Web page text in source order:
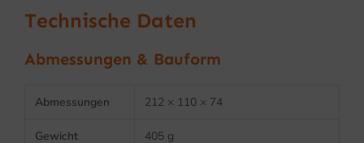
Technische Daten
Abmessungen & Bauform
Abmessungen 212 × 110 × 74
Gewicht 405 g